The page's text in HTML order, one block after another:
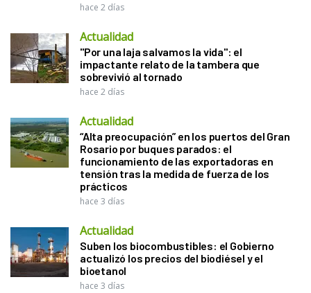
hace 2 días
Actualidad
"Por una laja salvamos la vida": el
impactante relato de la tambera que
sobrevivió al tornado
hace 2 días
Actualidad
“Alta preocupación” en los puertos del Gran
Rosario por buques parados: el
funcionamiento de las exportadoras en
tensión tras la medida de fuerza de los
prácticos
hace 3 días
Actualidad
Suben los biocombustibles: el Gobierno
actualizó los precios del biodiésel y el
bioetanol
hace 3 días